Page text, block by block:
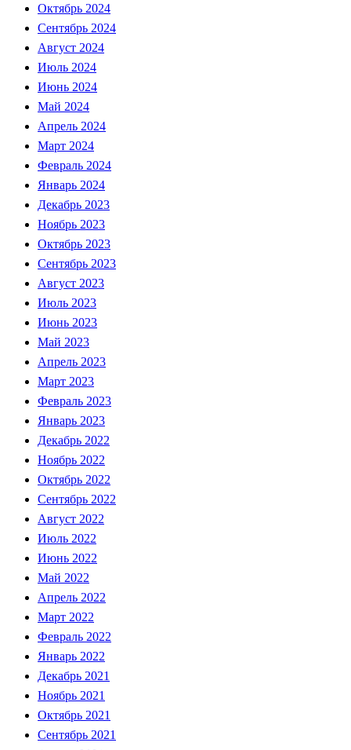
Октябрь 2024
Сентябрь 2024
Август 2024
Июль 2024
Июнь 2024
Май 2024
Апрель 2024
Март 2024
Февраль 2024
Январь 2024
Декабрь 2023
Ноябрь 2023
Октябрь 2023
Сентябрь 2023
Август 2023
Июль 2023
Июнь 2023
Май 2023
Апрель 2023
Март 2023
Февраль 2023
Январь 2023
Декабрь 2022
Ноябрь 2022
Октябрь 2022
Сентябрь 2022
Август 2022
Июль 2022
Июнь 2022
Май 2022
Апрель 2022
Март 2022
Февраль 2022
Январь 2022
Декабрь 2021
Ноябрь 2021
Октябрь 2021
Сентябрь 2021